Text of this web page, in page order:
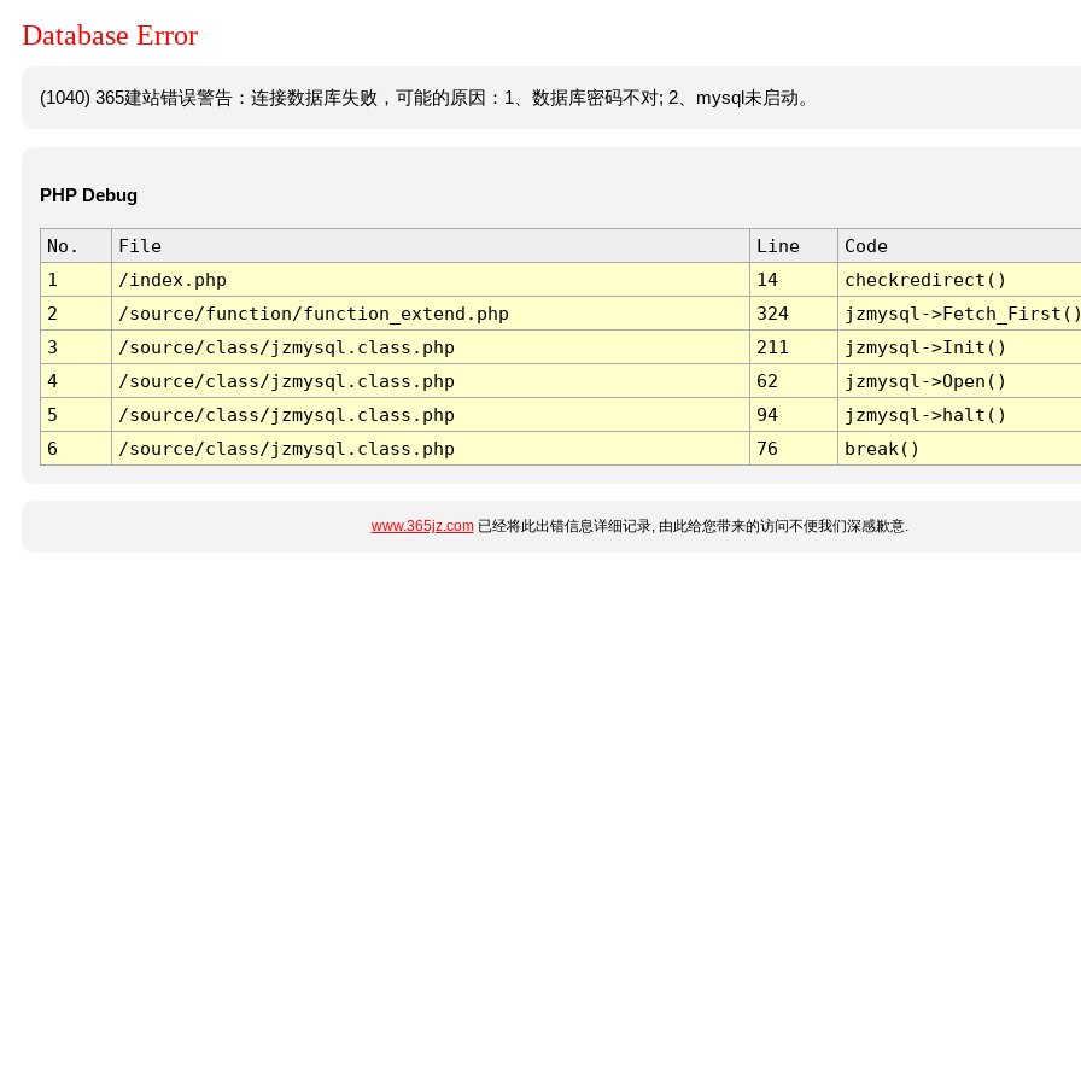
Database Error
(1040) 365建站错误警告：连接数据库失败，可能的原因：1、数据库密码不对; 2、mysql未启动。
PHP Debug
No. File Line
Code
1
/index.php 14
checkredirect()
2
/source/function/function_extend.php 324
jzmysql-
3
/source/class/jzmysql.class.php 211
jzmysql->Init()
4
/source/class/jzmysql.class.php 62
jzmysql->Open()
5
/source/class/jzmysql.class.php 94
jzmysql->halt()
6
/source/class/jzmysql.class.php 76 break()
www.365jz.com已经将此出错信息详细记录, 由此给您带来的访问不便我们深感歉意.